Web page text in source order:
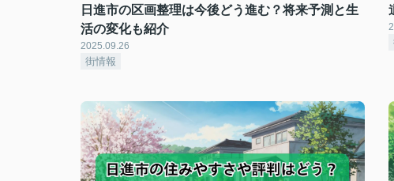
日進市の区画整理は今後どう進む？将来予測と生
活の変化も紹介
2025.09.26
街情報